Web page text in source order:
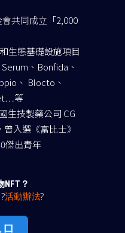
共同成立「2,000
生態基礎設施項目
、Bonfida、
、 Blocto、
等
生技製藥公司 CG
入選《富比士》
傑出青年
NFT？
活動辦法?